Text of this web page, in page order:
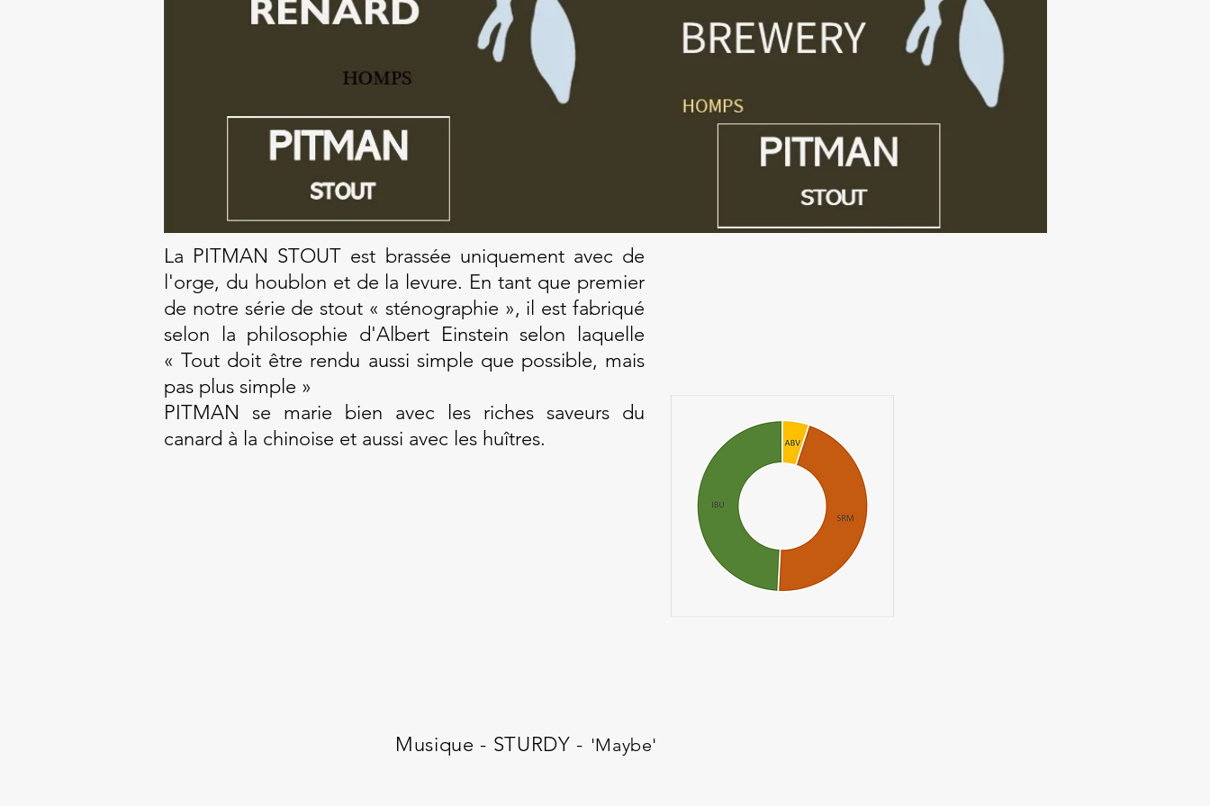
La PITMAN STOUT est brassée uniquement avec de
l'orge, du houblon et de la levure. En tant que premier
de notre série de stout « sténographie », il est fabriqué
selon la philosophie d'Albert Einstein selon laquelle
« Tout doit être rendu aussi simple que possible, mais
pas plus simple »
PITMAN se marie bien avec les riches saveurs du
canard à la chinoise et aussi avec les huîtres.
Musique - STURDY - 'Maybe'